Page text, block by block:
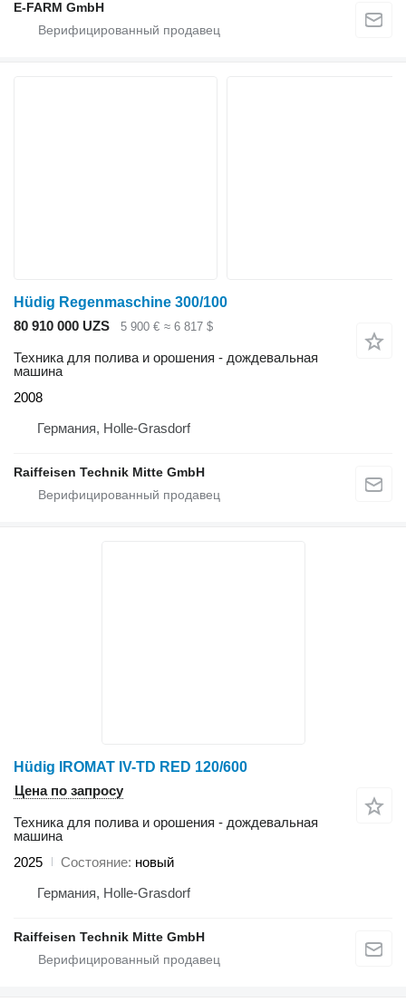
E-FARM GmbH
Hüdig Regenmaschine 300/100
80 910 000 UZS
5 900 € ≈ 6 817 $
Техника для полива и орошения - дождевальная
машина
2008
Германия, Holle-Grasdorf
Raiffeisen Technik Mitte GmbH
Hüdig IROMAT IV-TD RED 120/600
Цена по запросу
Техника для полива и орошения - дождевальная
машина
2025
Состояние новый
Германия, Holle-Grasdorf
Raiffeisen Technik Mitte GmbH